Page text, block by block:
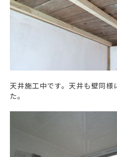
天井施工中です。天井も壁同様
た。